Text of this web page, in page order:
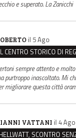
e superato. La Zanicchi
il 5 Ago
sempre attento e
purtroppo inascoltato. Mi
migliorare questa città
VATTANI il 4 Ago